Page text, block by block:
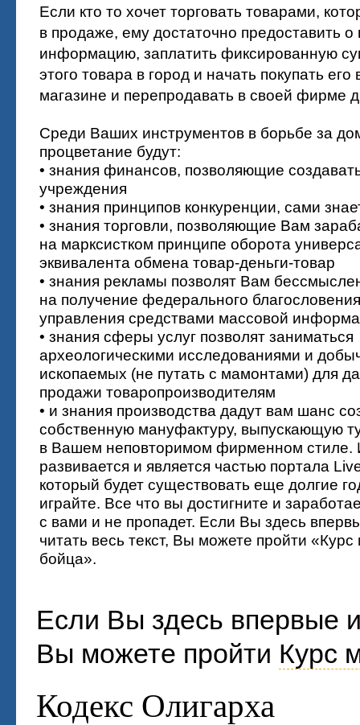
Если кто то хочет торговать товарами,
в продаже, ему достаточно предоставить о
информацию, заплатить фиксированную
этого товара в город и начать покупать его
магазине и перепродавать в своей фирме
Среди Ваших инструментов в борьбе за
процветание будут:
• знания финансов, позволяющие
учреждения
• знания принципов конкуренции, сами
• знания торговли, позволяющие Вам
на марксистком принципе оборота
эквивалента обмена товар-деньги-товар
• знания рекламы позволят Вам
на получение федерального
управления средствами массовой
• знания сферы услуг позволят заниматься
археологическими исследованиями и
ископаемых (не путать с мамонтами) для
продажи товаропроизводителям
• и знания производства дадут вам шанс
собственную мануфактуру, выпускающую
в Вашем неповторимом фирменном стиле.
развивается и является частью портала
который будет существовать еще долгие
играйте. Все что вы достигните и
с вами и не пропадет. Если Вы здесь
читать весь текст, Вы можете пройти «Курс
бойца».
Если Вы здесь впервые
Вы можете пройти Курс
Кодекс Олигарха